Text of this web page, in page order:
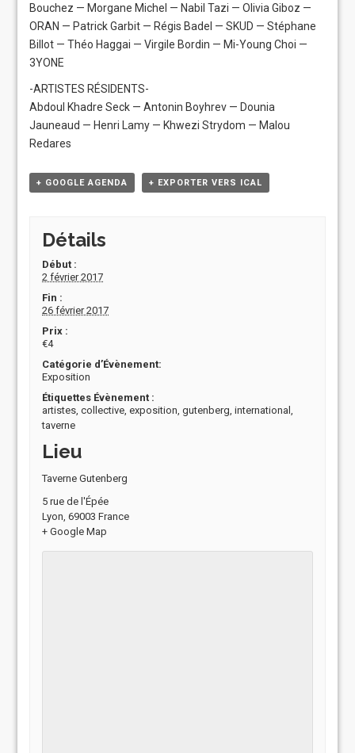
Bouchez — Morgane Michel — Nabil Tazi — Olivia Giboz —
ORAN — Patrick Garbit — Régis Badel — SKUD — Stéphane
Billot — Théo Haggai — Virgile Bordin — Mi-Young Choi —
3YONE
-ARTISTES RÉSIDENTS-
Abdoul Khadre Seck — Antonin Boyhrev — Dounia
Jauneaud — Henri Lamy — Khwezi Strydom — Malou
Redares
+ GOOGLE AGENDA + EXPORTER VERS ICAL
Détails
Début :
2 février 2017
Fin :
26 février 2017
Prix :
€4
Catégorie d’Évènement:
Exposition
Étiquettes Évènement :
artistes ,collective ,exposition ,gutenberg ,international
taverne
Lieu
Taverne Gutenberg
5 rue de l'Épée
Lyon 69003 France
+ Google Map